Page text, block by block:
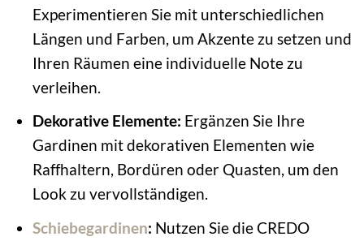
Experimentieren Sie mit unterschiedlichen
Längen und Farben, um Akzente zu setzen und
Ihren Räumen eine individuelle Note zu
verleihen.
Dekorative Elemente: Ergänzen Sie Ihre
Gardinen mit dekorativen Elementen wie
Raffhaltern, Bordüren oder Quasten, um den
Look zu vervollständigen.
Schiebegardinen: Nutzen Sie die CREDO